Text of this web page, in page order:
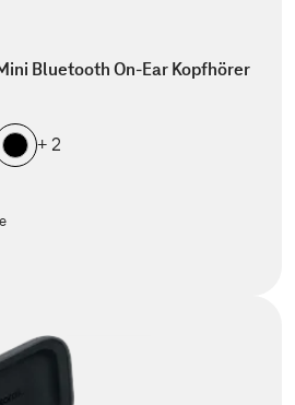
Bluetooth On-Ear Kopfhörer
+ 2